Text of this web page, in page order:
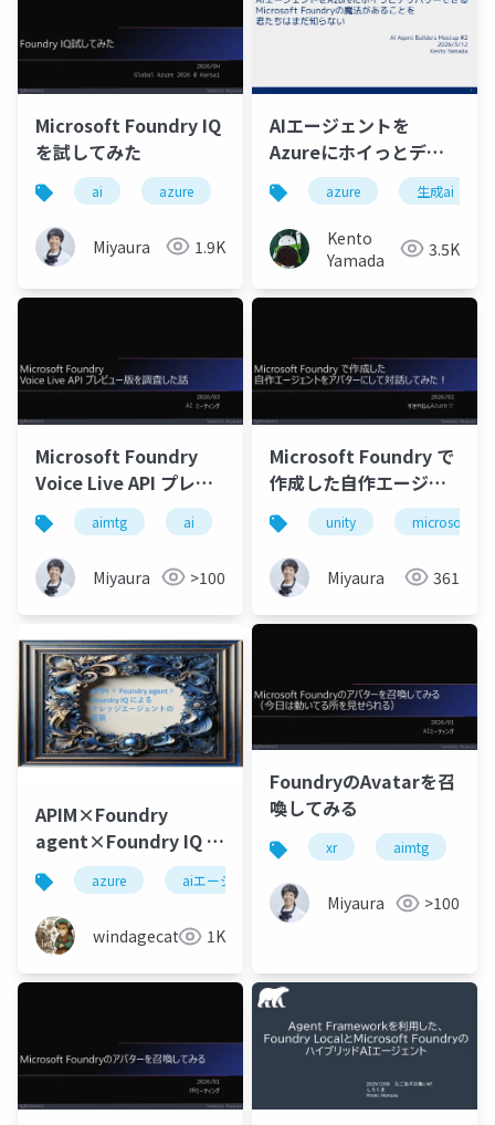
Microsoft Foundry IQ
を試してみた
ai azure globalazure microsoftfoundry
Miyaura 1.9K
AIエージェントを
Azureにホイっとデリ
バリーできる
Microsoft Foundryの
魔法があることを君た
ちはまだ知らない
azure 生成ai
Kento
Yamada
3.5K
Microsoft Foundry
Voice Live API プレビ
ュー版を調査した話
aimtg ai microsoftfoundry azure
Miyaura >100
Microsoft Foundry で
作成した自作エージェ
ントをアバターにして
対話してみた！
unity
Miyaura 361
APIM×Foundry
agent×Foundry IQ に
よるナレッジエージェ
ントの実装
azure aiエージェント
windagecat 1K
FoundryのAvatarを召
喚してみる
xr aimtg
Miyaura >100